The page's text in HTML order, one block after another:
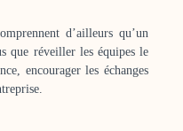
d’ailleurs qu’un
que réveiller les équipes le
encourager les échanges